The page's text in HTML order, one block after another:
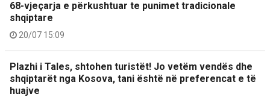
68-vjeçarja e përkushtuar te punimet tradicionale
shqiptare
20/07 15:09
Plazhi i Tales, shtohen turistët! Jo vetëm vendës dhe
shqiptarët nga Kosova, tani është në preferencat e të
huajve